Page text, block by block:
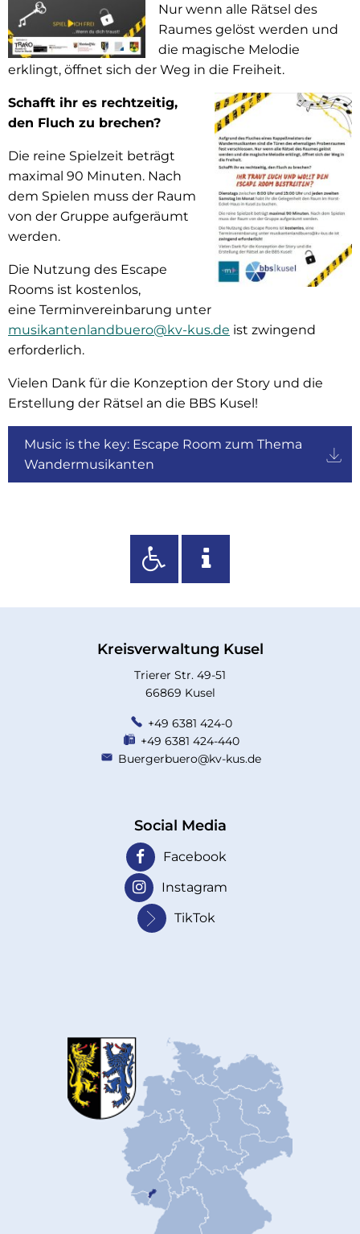
Nur wenn alle Rätsel des
Raumes gelöst werden und
die magische Melodie
erklingt, öffnet sich der Weg in die Freiheit.
Schafft ihr es rechtzeitig,
den Fluch zu brechen?
Die reine Spielzeit beträgt
maximal 90 Minuten. Nach
dem Spielen muss der Raum
von der Gruppe aufgeräumt
werden.
Die Nutzung des Escape
Rooms ist kostenlos,
eine Terminvereinbarung unter
musikantenlandbuero@kv-kus.de ist zwingend
erforderlich.
Vielen Dank für die Konzeption der Story und die
Erstellung der Rätsel an die BBS Kusel!
Music is the key: Escape Room zum Thema
Wandermusikanten
Kreisverwaltung Kusel
Trierer Str. 49-51
66869 Kusel
+49 6381 424-0
+49 6381 424-440
Buergerbuero@kv-kus.de
Social Media
Facebook
Instagram
TikTok